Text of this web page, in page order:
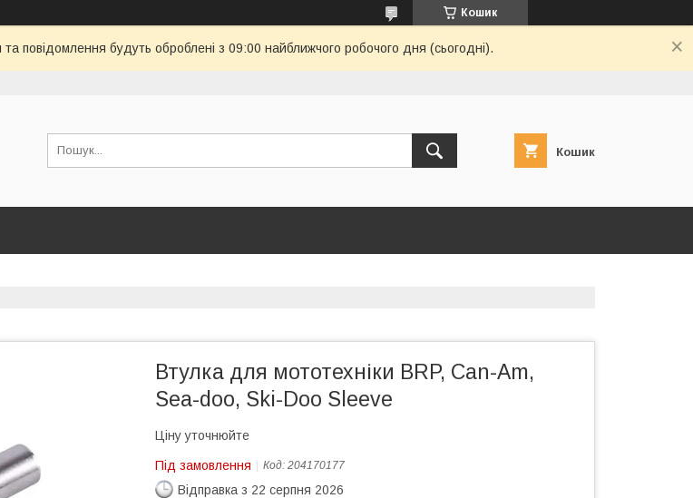
Кошик
повідомлення будуть оброблені з 09:00 найближчого робочого дня (сьогодні).
Кошик
Втулка для мототехніки BRP, Can-Am,
Sea-doo, Ski-Doo Sleeve
Ціну уточнюйте
Під замовлення Код: 204170177
Відправка з 22 серпня 2026